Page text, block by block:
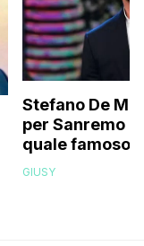
Stefano De
per Sanremo
quale famoso
relativo
GIUSY